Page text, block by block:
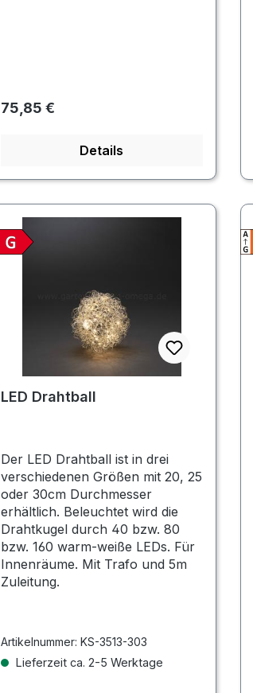
Regulärer Preis:
75,85 €
Details
LED Drahtball
Der LED Drahtball ist in drei
verschiedenen Größen mit 20, 25
oder 30cm Durchmesser
erhältlich. Beleuchtet wird die
Drahtkugel durch 40 bzw. 80
bzw. 160 warm-weiße LEDs. Für
Innenräume. Mit Trafo und 5m
Zuleitung.
Artikelnummer: KS-3513-303
Lieferzeit ca. 2-5 Werktage